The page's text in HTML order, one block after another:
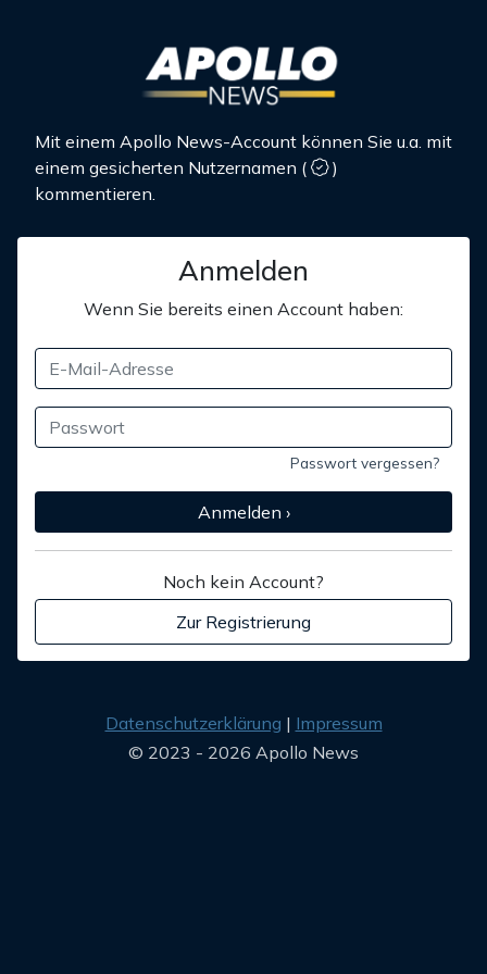
Mit einem Apollo News-Account können Sie u.a. mit
einem gesicherten Nutzernamen (
)
kommentieren.
Anmelden
Wenn Sie bereits einen Account haben:
Passwort vergessen?
Anmelden ›
Noch kein Account?
Zur Registrierung
Datenschutzerklärung
Impressum
© 2023 - 2026 Apollo News